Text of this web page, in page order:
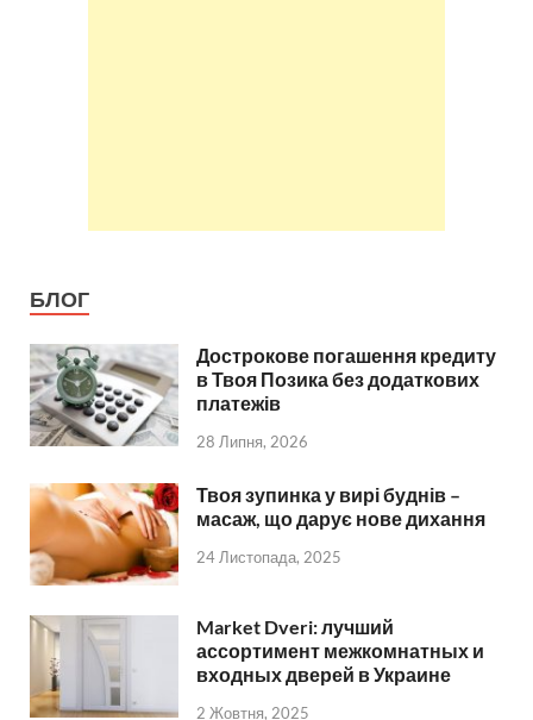
БЛОГ
Дострокове погашення кредиту
в Твоя Позика без додаткових
платежів
28 Липня, 2026
Твоя зупинка у вирі буднів –
масаж, що дарує нове дихання
24 Листопада, 2025
Market Dveri: лучший
ассортимент межкомнатных и
входных дверей в Украине
2 Жовтня, 2025